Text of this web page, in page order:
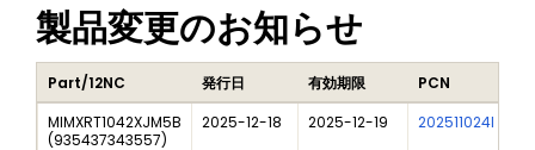
製品変更のお知らせ
Part/12NC 発行日 有効期限 PCN
MIMXRT1042XJM5B
(935437343557)
2025-12-18 2025-12-19 202511024I